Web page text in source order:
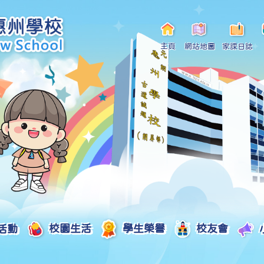
主頁 網站地圖 家課日誌
動 校園生活 學生榮譽 校友會